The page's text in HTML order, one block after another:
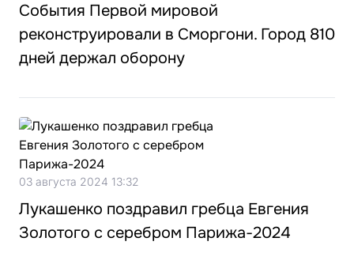
События Первой мировой
реконструировали в Сморгони. Город 810
дней держал оборону
03 августа 2024 13:32
Лукашенко поздравил гребца Евгения
Золотого с серебром Парижа-2024